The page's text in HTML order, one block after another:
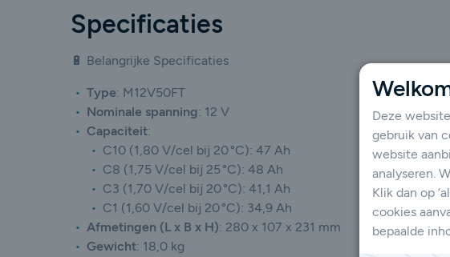
Specificaties
🔋 Belangrijke Specificaties
Type: M12V50FT
Nominale spanning: 12 V
Capaciteit:
C10 (1,80 V/cel bij 20 °C): 47 Ah
C8 (1,75 V/cel bij 25 °C): 48 Ah
C3 (1,70 V/cel bij 20 °C): 41,1 Ah
C1 (1,60 V/cel bij 20 °C): 34,9 Ah
Afmetingen (L x B x H): 280 x 107 x 231 mm
Gewicht: 18,0 kg
Deze
gebruik van
website
analyseren.
Klik dan op
cookies
bepaalde